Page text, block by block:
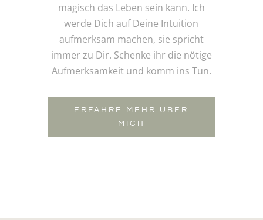
magisch das Leben sein kann. Ich
werde Dich auf Deine Intuition
aufmerksam machen, sie spricht
immer zu Dir. Schenke ihr die nötige
Aufmerksamkeit und komm ins Tun.
ERFAHRE MEHR ÜBER
MICH